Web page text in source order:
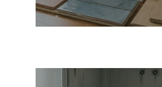
elegir
empresa
reformas